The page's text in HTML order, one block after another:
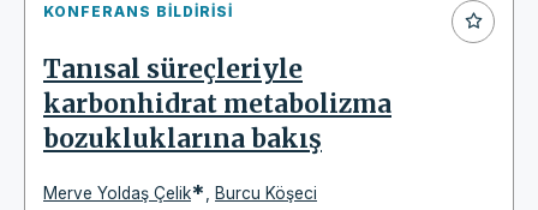
KONFERANS BILDIRISI
Tanısal süreçleriyle
karbonhidrat metabolizma
bozukluklarına bakış
Merve Yoldaş Çelik* Burcu Köşeci